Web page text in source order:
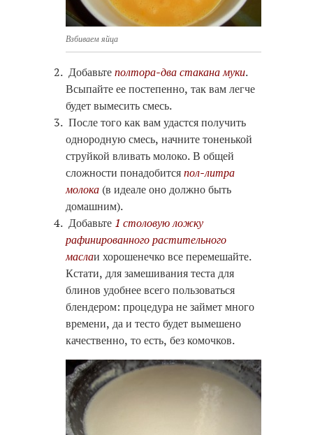
Взбиваем яйца
Добавьтеполтора-два стакана муки.
Всыпайте ее постепенно, так вам легче
будет вымесить смесь.
После того как вам удастся получить
однородную смесь, начните тоненькой
струйкой вливать молоко. В общей
сложности понадобитсяпол-литра
молока (в идеале оно должно быть
домашним).
Добавьте 1 столовую ложку
рафинированного растительного
маслаи хорошенечко все перемешайте.
Кстати, для замешивания теста для
блинов удобнее всего пользоваться
блендером: процедура не займет много
времени, да и тесто будет вымешено
качественно, то есть, без комочков.